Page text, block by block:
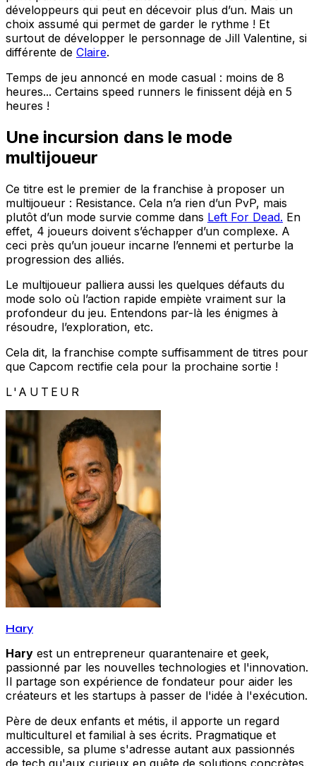
développeurs qui peut en décevoir plus d’un. Mais un
choix assumé qui permet de garder le rythme ! Et
surtout de développer le personnage de Jill Valentine, si
différente de Claire.
Temps de jeu annoncé en mode casual : moins de 8
heures... Certains speed runners le finissent déjà en 5
heures !
Une incursion dans le mode
multijoueur
Ce titre est le premier de la franchise à proposer un
multijoueur : Resistance. Cela n’a rien d’un PvP, mais
plutôt d’un mode survie comme dans Left For Dead. En
effet, 4 joueurs doivent s’échapper d’un complexe. A
ceci près qu’un joueur incarne l’ennemi et perturbe la
progression des alliés.
Le multijoueur palliera aussi les quelques défauts du
mode solo où l’action rapide empiète vraiment sur la
profondeur du jeu. Entendons par-là les énigmes à
résoudre, l’exploration, etc.
Cela dit, la franchise compte suffisamment de titres pour
que Capcom rectifie cela pour la prochaine sortie !
L'AUTEUR
Hary
Hary est un entrepreneur quarantenaire et geek,
passionné par les nouvelles technologies et l'innovation.
Il partage son expérience de fondateur pour aider les
créateurs et les startups à passer de l'idée à l'exécution.
Père de deux enfants et métis, il apporte un regard
multiculturel et familial à ses écrits. Pragmatique et
accessible, sa plume s'adresse autant aux passionnés